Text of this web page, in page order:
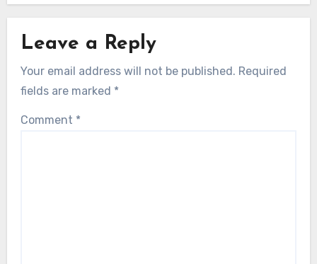
Leave a Reply
Your email address will not be published. Required
fields are marked *
Comment *